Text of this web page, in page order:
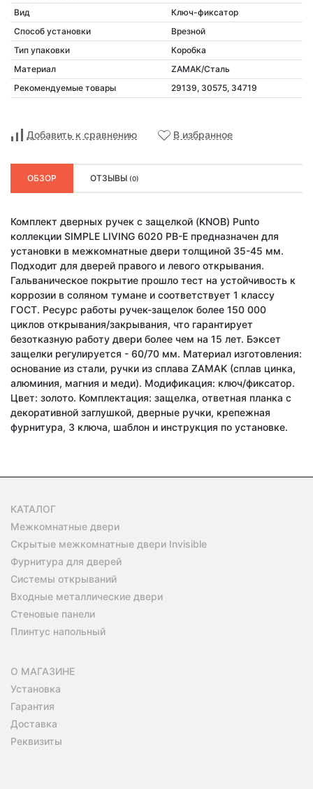
Вид
Ключ-фиксатор
Способ установки
Врезной
Тип упаковки
Коробка
Материал
ZAMAK/Сталь
Рекомендуемые товары
29139, 30575, 34719
Добавить к сравнению В избранное
ОБЗОР ОТЗЫВЫ (0)
Комплект дверных ручек с защелкой (KNOB) Punto
коллекции SIMPLE LIVING 6020 PB-E предназначен для
установки в межкомнатные двери толщиной 35-45 мм.
Подходит для дверей правого и левого открывания.
Гальваническое покрытие прошло тест на устойчивость к
коррозии в соляном тумане и соответствует 1 классу
ГОСТ. Ресурс работы ручек-защелок более 150 000
циклов открывания/закрывания, что гарантирует
безотказную работу двери более чем на 15 лет. Бэксет
защелки регулируется - 60/70 мм. Материал изготовления:
основание из стали, ручки из сплава ZAMAK (сплав цинка,
алюминия, магния и меди). Модификация: ключ/фиксатор.
Цвет: золото. Комплектация: защелка, ответная планка с
декоративной заглушкой, дверные ручки, крепежная
фурнитура, 3 ключа, шаблон и инструкция по установке.
КАТАЛОГ
Межкомнатные двери
Скрытые межкомнатные двери Invisible
Фурнитура для дверей
Системы открываний
Входные металлические двери
Стеновые панели
Плинтус напольный
О МАГАЗИНЕ
Установка
Гарантия
Доставка
Реквизиты